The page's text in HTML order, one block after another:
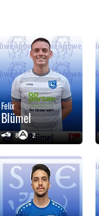
Felix
Blümel
8 2